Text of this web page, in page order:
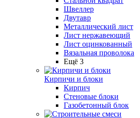
Швеллер
Двутавр
Металлический лист
Лист нержавеющий
Лист оцинкованный
Вязальная проволока
Ещё 3
Кирпичи и блоки
Кирпич
Стеновые блоки
Газобетонный блок